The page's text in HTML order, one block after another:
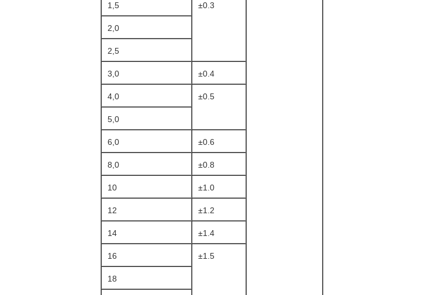
1,5 ±0.3
2,0
2,5
3,0 ±0.4
4,0 ±0.5
5,0
6,0 ±0.6
8,0 ±0.8
10 ±1.0
12 ±1.2
14 ±1.4
16 ±1.5
18